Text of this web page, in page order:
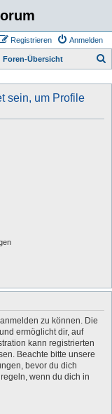
Anmelden
Registrieren
Foren-Übersicht
sein, um Profile
zu können. Die
ermöglicht dir, auf
kann registrierten
Beachte bitte unsere
bevor du dich
wenn du dich in